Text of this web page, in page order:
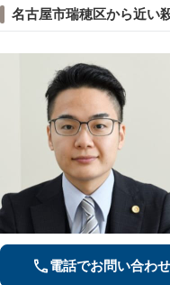
名古屋市瑞穂区から近い
電話でお問い合わせ